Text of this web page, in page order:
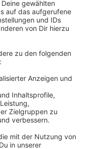
die Rückkehr
acht.